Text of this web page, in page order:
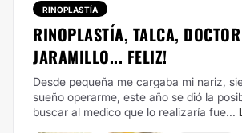
RINOPLASTÍA
RINOPLASTÍA, TALCA,
JARAMILLO... FELIZ!
Desde pequeña me cargaba mi nariz,
sueño operarme, este año se dió la
buscar al medico que lo realizaría fue...